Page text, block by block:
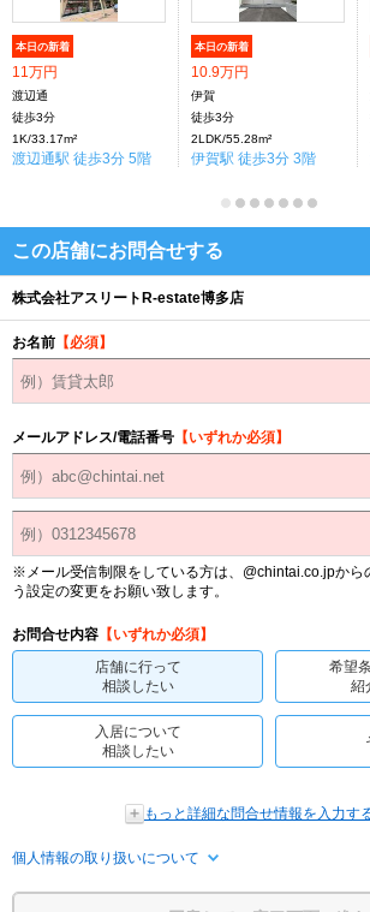
本日の新着
11万円
渡辺通
徒歩3分
1K/33.17m²
渡辺通駅 徒歩3分 5階
本日の新着
10.9万円
伊賀
徒歩3分
2LDK/55.28m²
伊賀駅 徒歩3分 3階
この店舗にお問合せする
株式会社アスリートR-estate博多店
お名前 【必須】
メールアドレス/電話番号 【いずれか必須】
※メール受信制限をしている方は、@chintai.co.jpから
う設定の変更をお願い致します。
お問合せ内容 【いずれか必須】
店舗に行って
相談したい
希望
紹
入居について
相談したい
もっと詳細な問合せ情報を入力す
個人情報の取り扱いについて